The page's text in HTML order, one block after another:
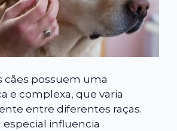
cães possuem uma
e complexa, que varia
entre diferentes raças.
especial influencia